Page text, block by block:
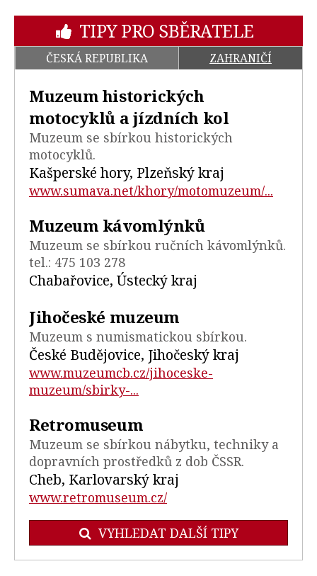
TIPY PRO SBĚRATELE
ČESKÁ REPUBLIKA ZAHRANIČÍ
Muzeum historických
motocyklů a jízdních kol
Muzeum se sbírkou historických
motocyklů.
Kašperské hory, Plzeňský kraj
www.sumava.net/khory/motomuzeum/...
Muzeum kávomlýnků
Muzeum se sbírkou ručních kávomlýnků.
tel.: 475 103 278
Chabařovice, Ústecký kraj
Jihočeské muzeum
Muzeum s numismatickou sbírkou.
České Budějovice, Jihočeský kraj
www.muzeumcb.cz/jihoceske-
muzeum/sbirky-...
Retromuseum
Muzeum se sbírkou nábytku, techniky a
dopravních prostředků z dob ČSSR.
Cheb, Karlovarský kraj
www.retromuseum.cz/
VYHLEDAT DALŠÍ TIPY